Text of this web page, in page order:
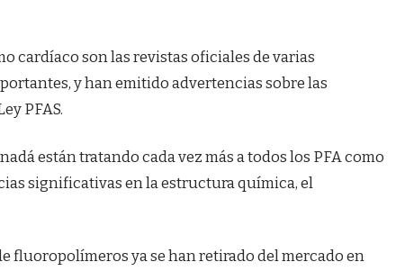
cardíaco son las revistas oficiales de varias
y han emitido advertencias sobre las
PFAS.
están tratando cada vez más a todos los PFA como
significativas en la estructura química, el
fluoropolímeros ya se han retirado del mercado en